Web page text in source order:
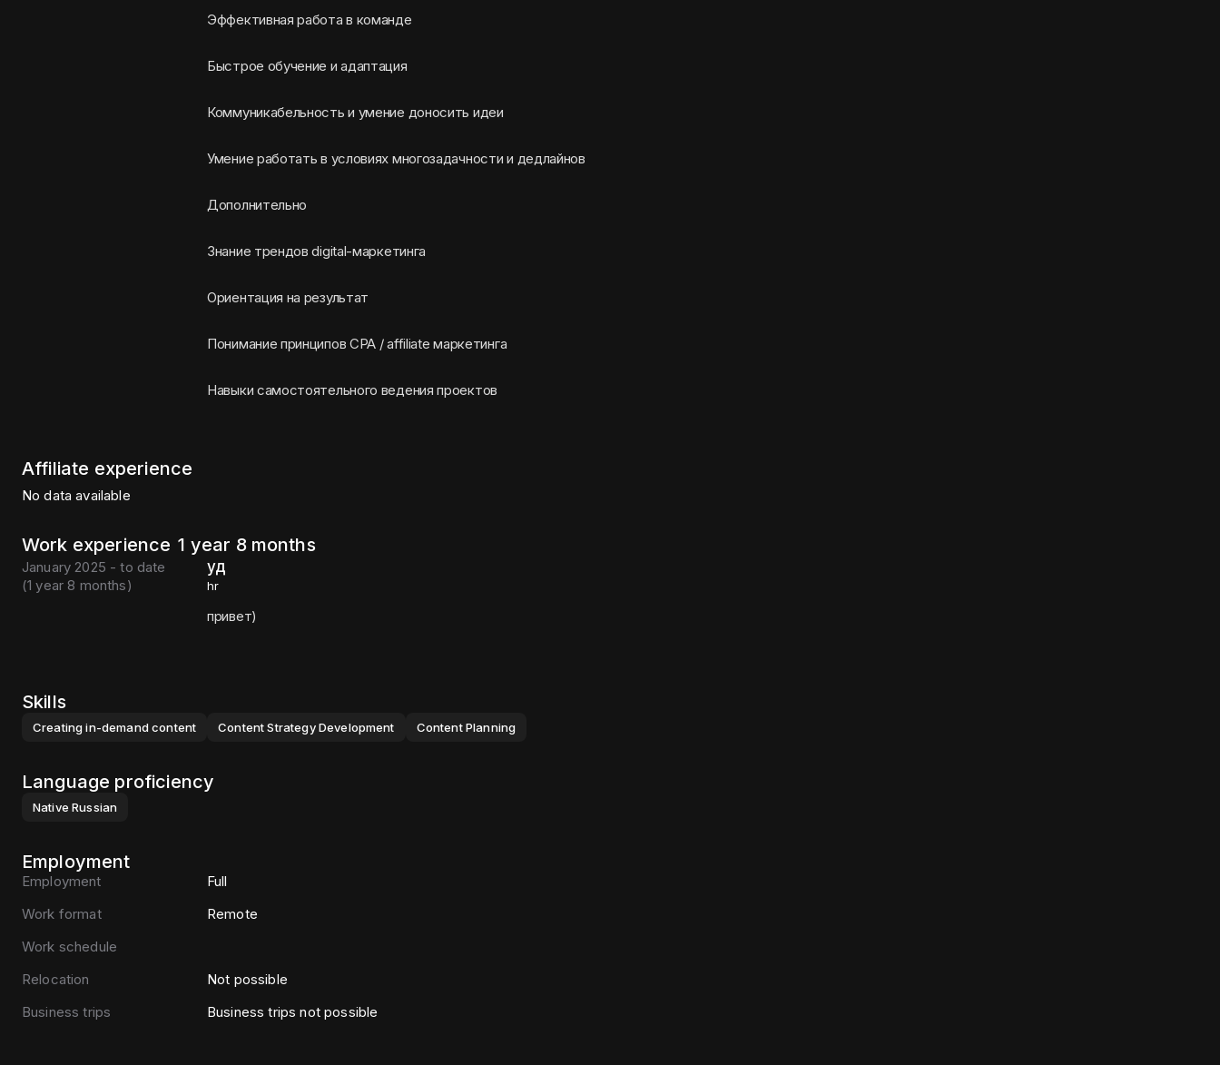
Эффективная работа в команде
Быстрое обучение и адаптация
Коммуникабельность и умение доносить идеи
Умение работать в условиях многозадачности и дедлайнов
Дополнительно
Знание трендов digital-маркетинга
Ориентация на результат
Понимание принципов CPA / affiliate маркетинга
Навыки самостоятельного ведения проектов
Affiliate experience
No data available
Work experience 1 year 8 months
January 2025 - to date
(1 year 8 months)
уд
hr
привет)
Skills
Creating in-demand content Content Strategy Development Content Planning
Language proficiency
Native Russian
Employment
Employment
Full
Work format
Remote
Work schedule
Relocation
Not possible
Business trips
Business trips not possible